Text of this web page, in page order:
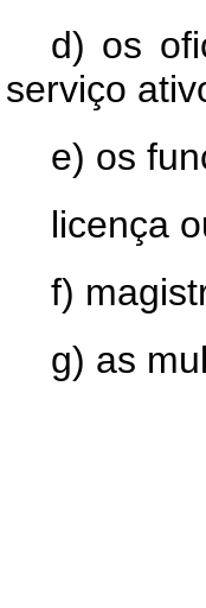
d) os
serviço
e) os
licença
f)
g) as